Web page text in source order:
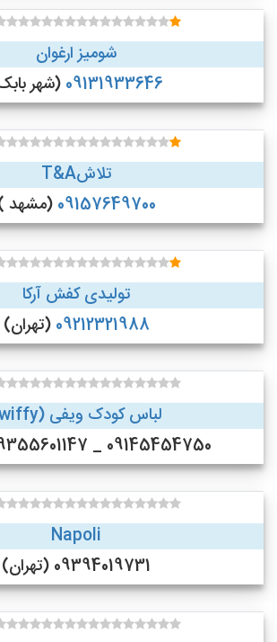
شومیز ارغوان
09131933646 (شهر
تلاشT&A
09157649700 (مشهد
تولیدی کفش آرکا
09212321988 (تهران)
لباس کودک ویفی (wiffy)
09145454750 _ 09355601147 (تبریز)
Napoli
09394019731 (تهران)